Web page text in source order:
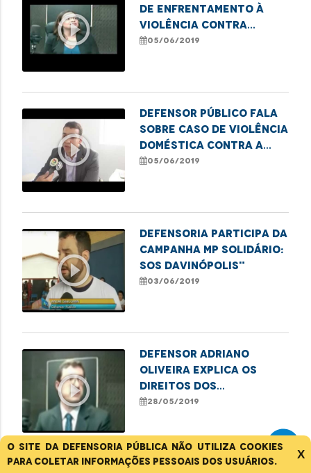
O site da Defensoria Pública não utiliza cookies
para coletar informações pessoais dos usuários.
X
play_circle_outline
de enfrentamento à
violência contra
pessoa idosa
05/06/2019
play_circle_outline
Defensor público fala
sobre caso de violência
doméstica contra a
mulher
05/06/2019
play_circle_outline
Defensoria participa da
campanha MP Solidário:
SOS Davinópolis"
03/06/2019
play_circle_outline
Defensor Adriano
Oliveira explica os
direitos dos
consumidores
28/05/2019